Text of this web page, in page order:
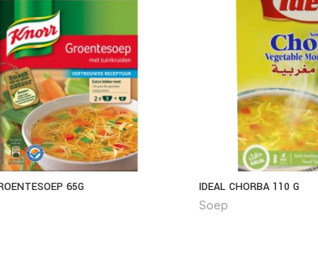
65G IDEAL CHORBA 110 G
Soep